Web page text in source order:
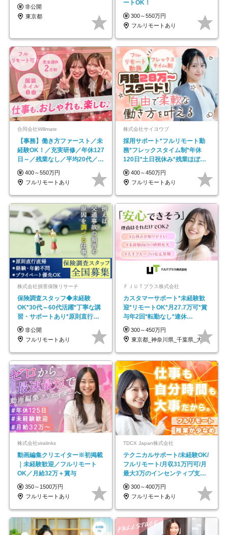
非公開
東京都
ートOK！
300～550万円
フルリモートあり
合同会社Willmate
【事務】働き方ファースト／未
経験OK！／充実研修／年休127
日～／残業なし／平均20代／リ
モートOK
400～550万円
フルリモートあり
株式会社サイヨウブ
採用サポート*フルリモート勤
務*フレックスタイム制*年休
120日*土日祝休み*残業ほぼな
し*育児中社員8割以上
400～450万円
フルリモートあり
株式会社損害保険リサーチ
保険調査スタッフ◆未経験
OK*30代～60代活躍*丁寧な講
習・サポートあり*原則直行直
帰／全国募集・業務委託
非公開
フルリモートあり
ＦＪＵＴプラス株式会社
カスタマーサポート*未経験歓
迎*リモートOK*月27.7万可*賞
与年2回*転勤なし*連休
OK/ZE010232
300～450万円
東京都_神奈川県_千葉県_大阪府_愛知県…
株式会社viralinks
動画編集クリエイター※初掲載
｜未経験歓迎／フルリモート
OK／月給32万＋賞与
350～1500万円
フルリモートあり
TDCX Japan株式会社
テクニカルサポート/未経験OK/
フルリモート/月収31万円可/月
最大3万のインセンティブ支給/
平均年齢33歳
300～400万円
フルリモートあり